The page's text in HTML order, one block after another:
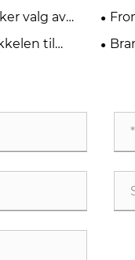
valg av
til